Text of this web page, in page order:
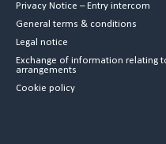
Privacy Notice – Entry intercom
General terms & conditions
Legal notice
Exchange of information relating
arrangements
Cookie policy